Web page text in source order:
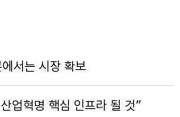
서는 시장 확보
업혁명 핵심 인프라 될 것”